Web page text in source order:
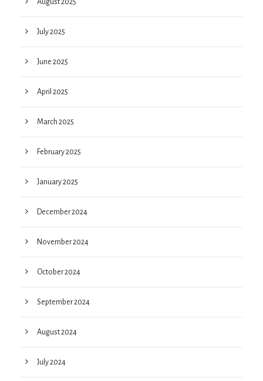
July 2025
June 2025
April 2025
March 2025
February 2025
January 2025
December 2024
November 2024
October 2024
September 2024
August 2024
July 2024